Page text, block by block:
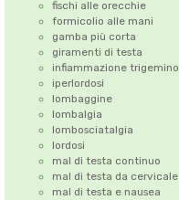
fischi alle orecchie
formicolio alle mani
gamba più corta
giramenti di testa
infiammazione trigemino
iperlordosi
lombaggine
lombalgia
lombosciatalgia
lordosi
mal di testa continuo
mal di testa da cervicale
mal di testa e nausea